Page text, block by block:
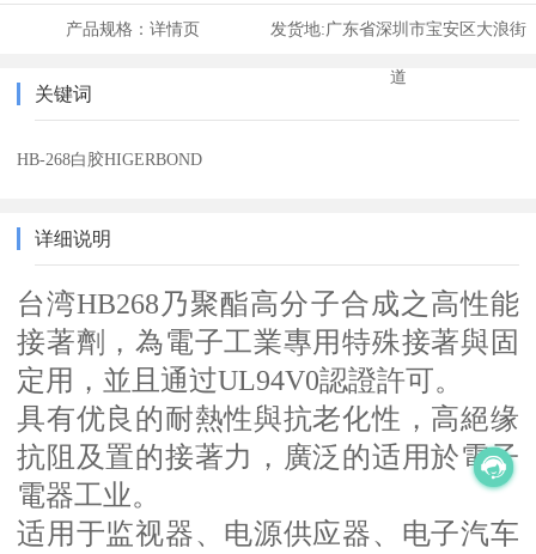
产品规格： 详情页 发货地:广东省深圳市宝安区大浪街
道
关键词
HB-268白胶HIGERBOND
详细说明
台湾HB268乃聚酯高分子合成之高性能
接著劑，為電子工業專用特殊接著與固
定用，並且通过UL94V0認證許可。
具有优良的耐熱性與抗老化性，高絕缘
抗阻及置的接著力，廣泛的适用於電子
電器工业。
适用于监视器、电源供应器、电子汽车